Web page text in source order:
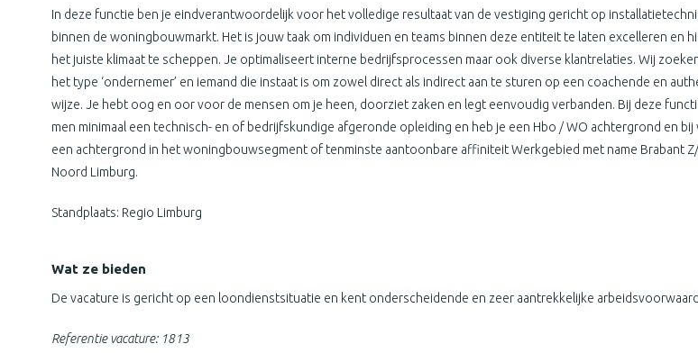
In deze functie ben je eindverantwoordelijk voor het volledige resultaat van de vestiging gericht op
binnen de woningbouwmarkt. Het is jouw taak om individuen en teams binnen deze entiteit te laten excelleren en
het juiste klimaat te scheppen. Je optimaliseert interne bedrijfsprocessen maar ook diverse klantrelaties. Wij
het type ‘ondernemer’ en iemand die instaat is om zowel direct als indirect aan te sturen op een coachende en
wijze. Je hebt oog en oor voor de mensen om je heen, doorziet zaken en legt eenvoudig verbanden. Bij deze
men minimaal een technisch- en of bedrijfskundige afgeronde opleiding en heb je een Hbo / WO achtergrond en
een achtergrond in het woningbouwsegment of tenminste aantoonbare affiniteit Werkgebied met name Brabant
Noord Limburg.
Standplaats: Regio Limburg
Wat ze bieden
De vacature is gericht op een loondienstsituatie en kent onderscheidende en zeer aantrekkelijke
Referentie vacature: 1813